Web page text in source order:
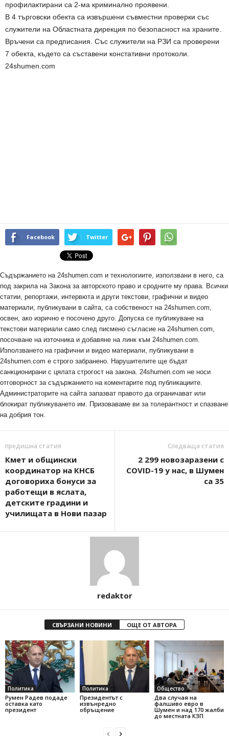
профилактирани са 2-ма криминално проявени.
В 4 търговски обекта са извършени съвместни проверки със
служители на Областната дирекция по безопасност на храните.
Връчени са предписания. Със служители на РЗИ са проверени
7 обекта, където са съставени констативни протоколи.
24shumen.com
Facebook Twitter
Съдържанието на 24shumen.com и технологиите, използвани в него, са
под закрила на Закона за авторското право и сродните му права. Всички
статии, репортажи, интервюта и други текстови, графични и видео
материали, публикувани в сайта, са собственост на 24shumen.com,
освен, ако изрично е посочено друго. Допуска се публикуване на
текстови материали само след писмено съгласие на 24shumen.com,
посочване на източника и добавяне на линк към 24shumen.com.
Използването на графични и видео материали, публикувани в
24shumen.com е строго забранено. Нарушителите ще бъдат
санкционирани с цялата строгост на закона. 24shumen.com не носи
отговорност за съдържанието на коментарите под публикациите.
Администраторите на сайта запазват правото да ограничават или
блокират публикуването им. Призоваваме ви за толерантност и спазване
на добрия тон.
предишна статия
Кмет и общински
координатор на КНСБ
договориха бонуси за
работещи в яслата,
детските градини и
училищата в Нови пазар
Следваща статия
2 299 новозаразени с
COVID-19 у нас, в Шумен
са 35
redaktor
СВЪРЗАНИ НОВИНИ ОЩЕ ОТ АВТОРА
Политика
Румен Радев подаде
оставка като
президент
Политика
Президентът с
извънредно
обръщение
Общество
Два случая на
фалшиво евро в
Шумен и над 170 жалби
до местната КЗП